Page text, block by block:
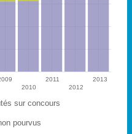
2011
2013
2010 2012
sur concours
pourvus